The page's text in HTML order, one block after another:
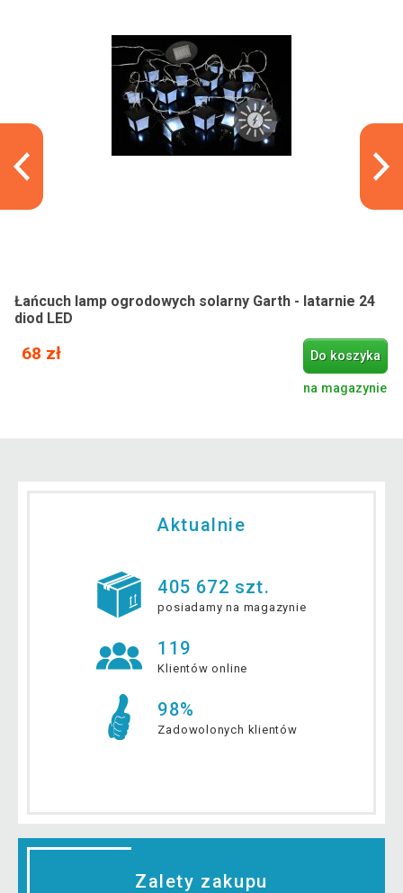
Łańcuch lamp ogrodowych solarny Garth - latarnie 24
diod LED
68 zł Do koszyka
na magazynie
Aktualnie
405 672 szt.
posiadamy na magazynie
119
Klientów online
98%
Zadowolonych klientów
Zalety zakupu